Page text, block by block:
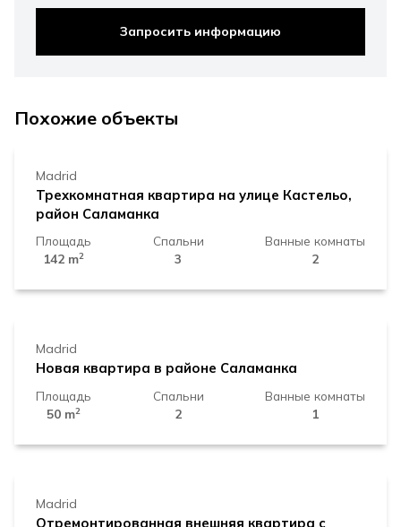
Запросить информацию
Похожие объекты
1.779.000 €
Madrid
Трехкомнатная квартира на улице Кастельо,
район Саламанка
Площадь
142 m2
Спальни
3
Ванные комнаты
2
729.000 €
Madrid
Новая квартира в районе Саламанка
Площадь
50 m2
Спальни
2
Ванные комнаты
1
1.989.000 €
Madrid
Отремонтированная внешняя квартира с